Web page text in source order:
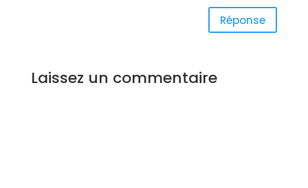
Réponse
Laissez un commentaire